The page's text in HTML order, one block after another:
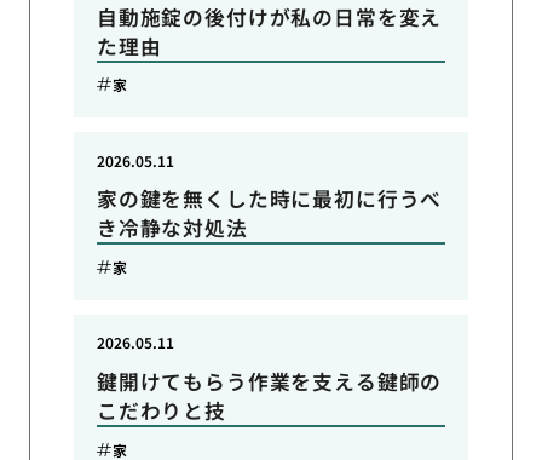
自動施錠の後付けが私の日常を変え
た理由
家
家の鍵を無くした時に最初に行うべ
き冷静な対処法
2026.05.11
家
鍵開けてもらう作業を支える鍵師の
こだわりと技
2026.05.11
家